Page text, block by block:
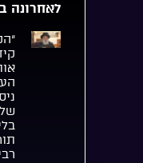
לאחרונה